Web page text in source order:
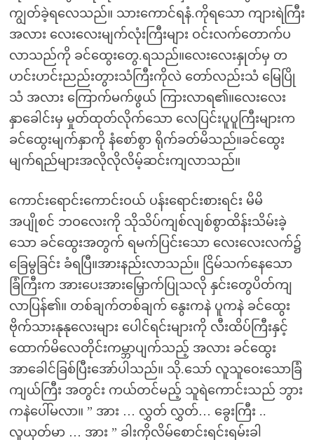
ကျွတ်ခဲ့ရလေသည်။ သားကောင်ရနံ.ကိုရသော ကျားရဲကြီး
အလား လေးလေးမျက်လုံးကြီးများ ဝင်းလက်တောက်ပ
လာသည်ကို ခင်ထွေးတွေ.ရသည်။လေးလေးနှုတ်မှ တ
ဟင်းဟင်းညည်းတွားသံကြီးကိုလဲ တော်လည်းသံ မြေပြို
သံ အလား ကြောက်မက်ဖွယ် ကြားလာရ၏။လေးလေး
နှာခေါင်းမှ မှုတ်ထုတ်လိုက်သော လေပြင်းပူပူကြီးများက
ခင်ထွေးမျက်နှာကို နံစော်စွာ ရိုက်ခတ်မိသည်။ခင်ထွေး
မျက်ရည်များအလိုလိုလိမ့်ဆင်းကျလာသည်။
ကောင်းရောင်းကောင်းဝယ် ပန်းရောင်းစားရင်း မိမိ
အပျိုစင် ဘဝလေးကို သိုသိပ်ကျစ်လျစ်စွာထိန်းသိမ်းခဲ့
သော ခင်ထွေးအတွက် ရမက်ပြင်းသော လေးလေးလက်၌
ခြေမွခြင်း ခံရပြီ။အားနည်းလာသည်။ ငြိမ်သက်နေသော
ခြံကြီးက အားပေးအားမြှောက်ပြုသလို နှင်းတွေပိတ်ကျ
လာပြန်၏။ တစ်ချက်တစ်ချက် နွေးကနဲ ပူကနဲ ခင်ထွေး
ဗိုက်သားနုနုလေးများ ပေါင်ရင်းများကို လီးထိပ်ကြီးနှင့်
ထောက်မိလေတိုင်းကမ္ဘာပျက်သည့် အလား ခင်ထွေး
အာခေါင်ခြစ်ပြီးအော်ပါသည်။ သို.သော် လူသူဝေးသောခြံ
ကျယ်ကြီး အတွင်း ကယ်တင်မည့် သူရဲကောင်းသည် ဘွား
ကနဲပေါ်မလာ။ ” အား … လွှတ် လွှတ်… ခွေးကြီး ..
လူယုတ်မာ … အား ” ခါးကိုလိမ်စောင်းရင်းရမ်းခါ